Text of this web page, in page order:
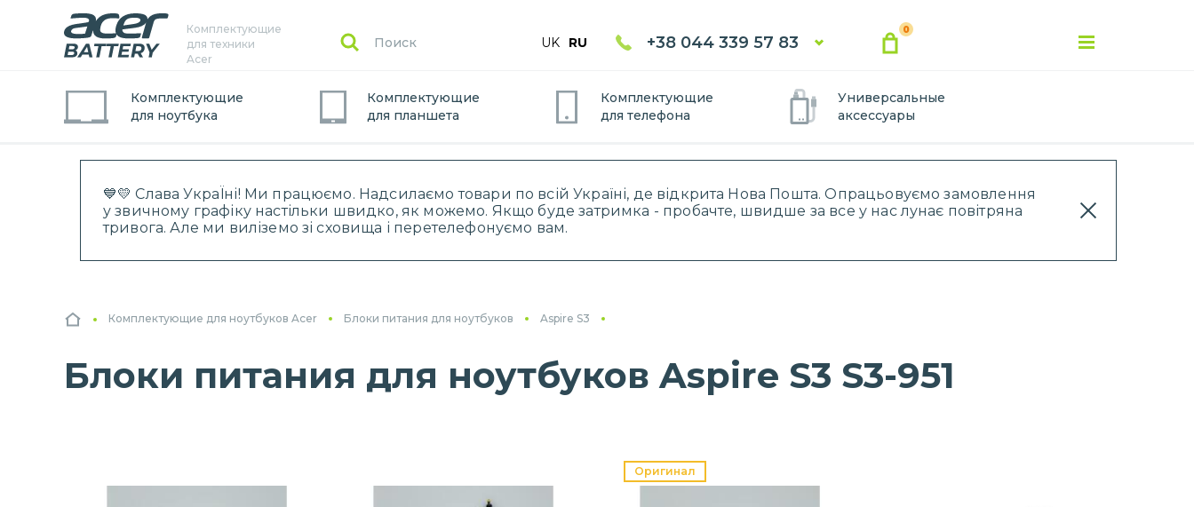
💙💛 Слава УкраЇні! Ми працюємо. Надсилаємо товари по всій Україні, де відкрита Нова Пошта. Опрацьовуємо замовлення
у звичному графіку настільки швидко, як можемо. Якщо буде затримка - пробачте, швидше за все у нас лунає повітряна
тривога. Але ми виліземо зі сховища і перетелефонуємо вам.
Комплектующие
для техники
Acer
UK RU +38 044 339 57 83
0
Комплектующие
для ноутбука
Комплектующие
для планшета
Комплектующие
для телефона
Универсальные
аксессуары
Комплектующие для ноутбуков Acer Блоки питания для ноутбуков Aspire S3
Блоки питания для ноутбуков Aspire S3 S3-951
Оригинал